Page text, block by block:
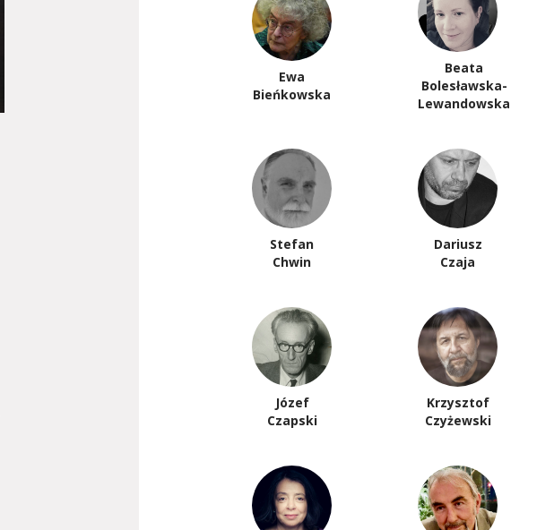
Ewa
Bieńkowska
Beata
Bolesławska-
Lewandowska
Stefan
Chwin
Dariusz
Czaja
Józef
Czapski
Krzysztof
Czyżewski